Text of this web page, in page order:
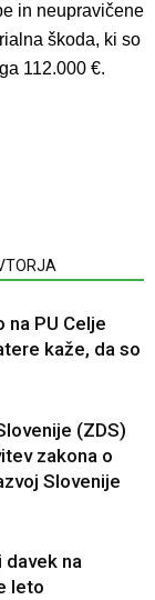
in neupravičene
škoda, ki so
112.000 €.
na PU Celje
kaže, da so
(ZDS)
zakona o
Slovenije
na
leto